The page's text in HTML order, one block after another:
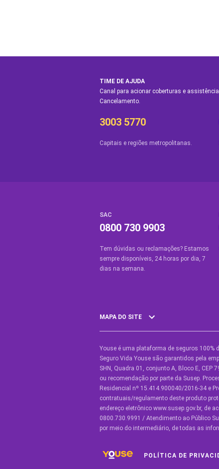
TIME DE AJUDA
Canal para acionar coberturas e
Cancelamento.
3003 5770
Capitais e regiões metropolitanas.
SAC
0800 730 9903
Tem dúvidas ou reclamações? Estamos
sempre disponíveis, 24 horas por dia, 7
dias na semana.
MAPA DO SITE
SEGUROS
Seguro Auto
Seguro Auto para Terceiros
Seguro por Marcas de Carro
Seguro Residencial
Youse é uma plataforma de seguros 100%
Seguro Vida Youse são garantidos pela
SHN, Quadra 01, conjunto A, Bloco E,
ou recomendação por parte da Susep.
Residencial nº 15.414.900040/2016-34 e
contratuais/regulamento deste produto
endereço eletrônico www.susep.gov.br, de
0800.730.9991 / Atendimento ao Público
por meio do intermediário, de todas as
POLÍTICA DE